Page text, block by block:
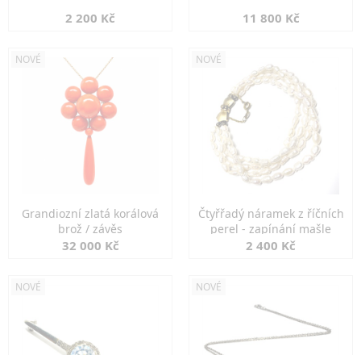
2 200 Kč 11 800 Kč
NOVÉ
Grandiozní zlatá korálová
brož / závěs
32 000 Kč
NOVÉ
Čtyřřadý náramek z říčních
perel - zapínání mašle
2 400 Kč
NOVÉ NOVÉ